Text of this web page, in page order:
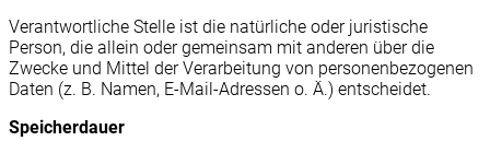
Verantwortliche Stelle ist die natürliche oder juristische
Person, die allein oder gemeinsam mit anderen über die
Zwecke und Mittel der Verarbeitung von personenbezogenen
Daten (z. B. Namen, E-Mail-Adressen o. Ä.) entscheidet.
Speicherdauer